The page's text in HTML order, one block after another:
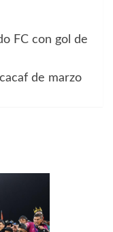
FC con gol de
de marzo